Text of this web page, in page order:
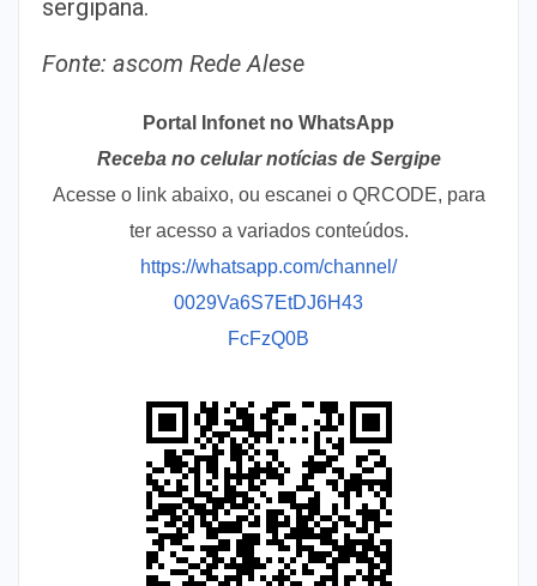
sergipana.
Fonte: ascom Rede Alese
Portal Infonet no WhatsApp
Receba no celular notícias de Sergipe
Acesse o link abaixo, ou escanei o QRCODE, para
ter acesso a variados conteúdos.
https://whatsapp.com/channel/
0029Va6S7EtDJ6H43
FcFzQ0B